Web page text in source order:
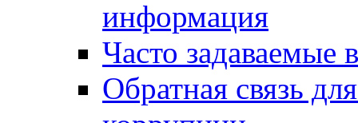
информация
Часто задаваемые
Обратная связь